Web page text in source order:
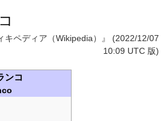
キペディア（Wikipedia）』 (2022/12/07
10:09 UTC 版)
ンコ